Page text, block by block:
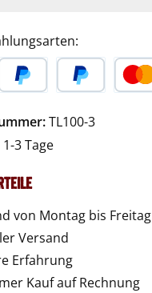
TL100-3
1-3 Tage
von Montag bis Freitag
Versand
Erfahrung
Kauf auf Rechnung